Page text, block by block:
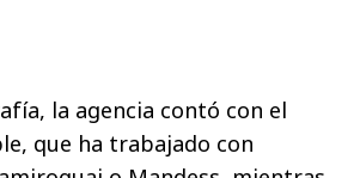
la agencia contó con el
que ha trabajado con